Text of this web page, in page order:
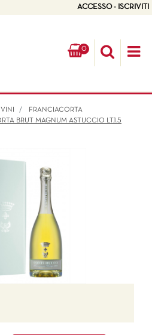
ACCESSO - ISCRIVITI
0
FRANCIACORTA
BRUT MAGNUM ASTUCCIO LT.1.5